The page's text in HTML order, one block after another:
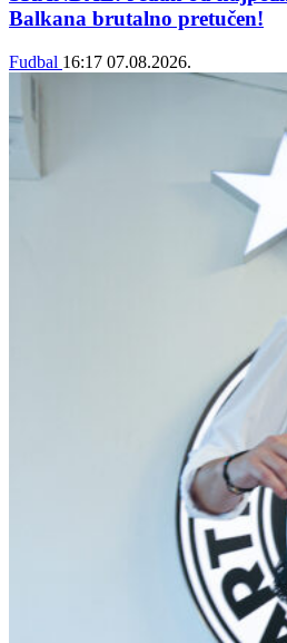
Balkana brutalno pretučen!
Fudbal 16:17 07.08.2026.